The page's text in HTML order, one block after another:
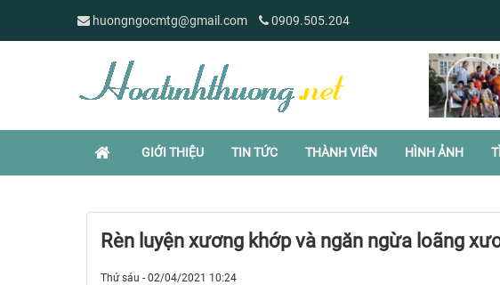
huongngocmtg@gmail.com 0909.505.204
GIỚI THIỆU TIN TỨC THÀNH VIÊN HÌNH ẢNH
Rèn luyện xương khớp và ngăn ngừa loãng
Thứ sáu - 02/04/2021 10:24